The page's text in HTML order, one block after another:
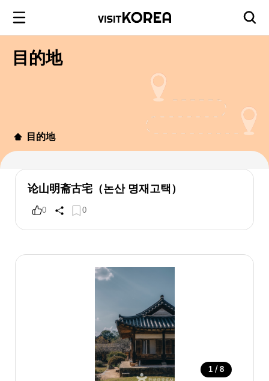
目的地
目的地
论山明斋古宅（논산 명재고택）
0 0
1 / 8